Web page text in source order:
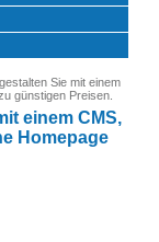
Sie mit einem
günstigen Preisen.
einem CMS,
Homepage